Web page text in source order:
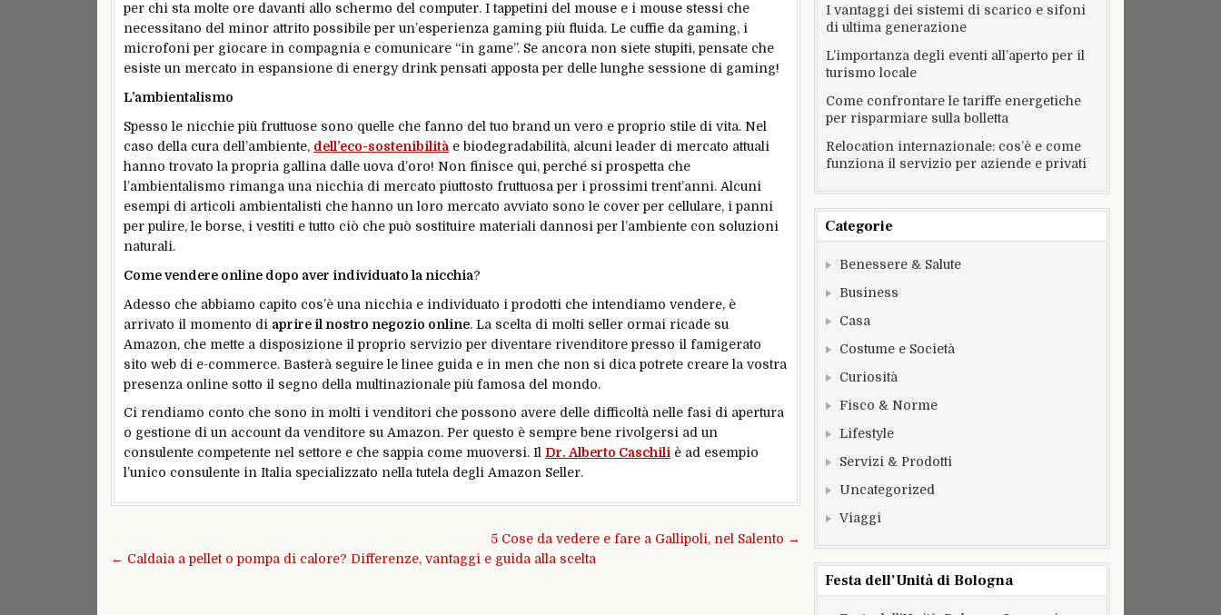
per chi sta molte ore davanti allo schermo del computer. I tappetini del mouse e i mouse stessi che
necessitano del minor attrito possibile per un’esperienza gaming più fluida. Le cuffie da gaming, i
microfoni per giocare in compagnia e comunicare “in game”. Se ancora non siete stupiti, pensate che
esiste un mercato in espansione di energy drink pensati apposta per delle lunghe sessione di gaming!
L’ambientalismo
Spesso le nicchie più fruttuose sono quelle che fanno del tuo brand un vero e proprio stile di vita. Nel
caso della cura dell’ambiente, dell’eco-sostenibilità e biodegradabilità, alcuni leader di mercato attuali
hanno trovato la propria gallina dalle uova d’oro! Non finisce qui, perché si prospetta che
l’ambientalismo rimanga una nicchia di mercato piuttosto fruttuosa per i prossimi trent’anni. Alcuni
esempi di articoli ambientalisti che hanno un loro mercato avviato sono le cover per cellulare, i panni
per pulire, le borse, i vestiti e tutto ciò che può sostituire materiali dannosi per l’ambiente con soluzioni
naturali.
Come vendere online dopo aver individuato la nicchia?
Adesso che abbiamo capito cos’è una nicchia e individuato i prodotti che intendiamo vendere, è
arrivato il momento di aprire il nostro negozio online. La scelta di molti seller ormai ricade su
Amazon, che mette a disposizione il proprio servizio per diventare rivenditore presso il famigerato
sito web di e-commerce. Basterà seguire le linee guida e in men che non si dica potrete creare la vostra
presenza online sotto il segno della multinazionale più famosa del mondo.
Ci rendiamo conto che sono in molti i venditori che possono avere delle difficoltà nelle fasi di apertura
o gestione di un account da venditore su Amazon. Per questo è sempre bene rivolgersi ad un
consulente competente nel settore e che sappia come muoversi. Il Dr. Alberto Caschili è ad esempio
l’unico consulente in Italia specializzato nella tutela degli Amazon Seller.
articoli
5 Cose da vedere e fare a Gallipoli, nel Salento →
← Caldaia a pellet o pompa di calore? Differenze, vantaggi e guida alla scelta
I vantaggi dei sistemi di scarico e sifoni
di ultima generazione
L’importanza degli eventi all’aperto per il
turismo locale
Come confrontare le tariffe energetiche
per risparmiare sulla bolletta
Relocation internazionale: cos’è e come
funziona il servizio per aziende e privati
Categorie
Benessere & Salute
Business
Casa
Costume e Società
Curiosità
Fisco & Norme
Lifestyle
Servizi & Prodotti
Uncategorized
Viaggi
Festa dell’Unità di Bologna